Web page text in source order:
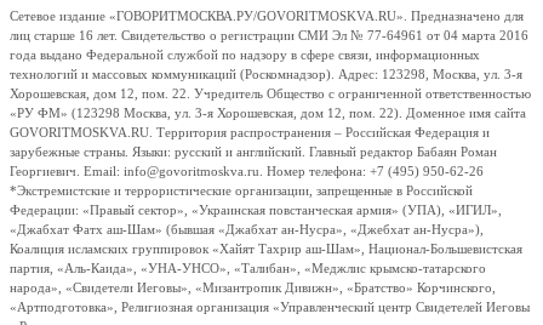
Сетевое издание «ГОВОРИТМОСКВА.РУ/GOVORITMOSKVA.RU». Предназначено для
лиц старше 16 лет. Свидетельство о регистрации СМИ Эл № 77-64961 от 04 марта 2016
года выдано Федеральной службой по надзору в сфере связи, информационных
технологий и массовых коммуникаций (Роскомнадзор). Адрес: 123298, Москва, ул. 3-я
Хорошевская, дом 12, пом. 22. Учредитель Общество с ограниченной ответственностью
«РУ ФМ» (123298 Москва, ул. 3-я Хорошевская, дом 12, пом. 22). Доменное имя сайта
GOVORITMOSKVA.RU. Территория распространения – Российская Федерация и
зарубежные страны. Языки: русский и английский. Главный редактор Бабаян Роман
Георгиевич. Email: info@govoritmoskva.ru. Номер телефона: +7 (495) 950-62-26
*Экстремистские и террористические организации, запрещенные в Российской
Федерации: «Правый сектор», «Украинская повстанческая армия» (УПА), «ИГИЛ»,
«Джабхат Фатх аш-Шам» (бывшая «Джабхат ан-Нусра», «Джебхат ан-Нусра»),
Коалиция исламских группировок «Хайят Тахрир аш-Шам», Национал-Большевистская
партия, «Аль-Каида», «УНА-УНСО», «Талибан», «Меджлис крымско-татарского
народа», «Свидетели Иеговы», «Мизантропик Дивижн», «Братство» Корчинского,
«Артподготовка», Религиозная организация «Управленческий центр Свидетелей Иеговы